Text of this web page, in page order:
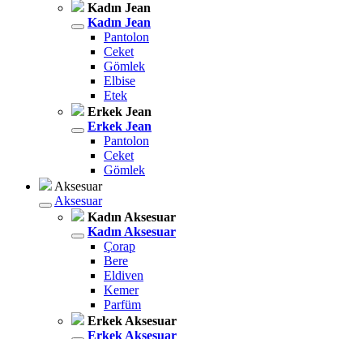
Kadın Jean
Kadın Jean
Pantolon
Ceket
Gömlek
Elbise
Etek
Erkek Jean
Erkek Jean
Pantolon
Ceket
Gömlek
Aksesuar
Aksesuar
Kadın Aksesuar
Kadın Aksesuar
Çorap
Bere
Eldiven
Kemer
Parfüm
Erkek Aksesuar
Erkek Aksesuar